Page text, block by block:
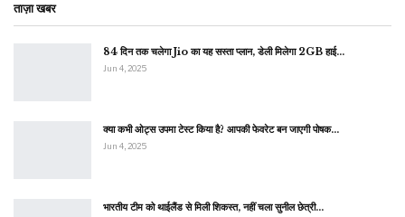
ताज़ा खबर
84 दिन तक चलेगा Jio का यह सस्ता प्लान, डेली मिलेगा 2GB हाई…
Jun 4, 2025
क्या कभी ओट्स उपमा टेस्ट किया है? आपकी फेवरेट बन जाएगी पोषक…
Jun 4, 2025
भारतीय टीम को थाईलैंड से मिली शिकस्त, नहीं चला सुनील छेत्री…